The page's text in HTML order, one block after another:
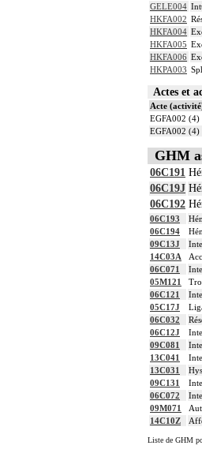
GELE004
HKFA002
HKFA004
HKFA005
HKFA006
HKPA003
Actes et
Acte
EGFA002 (4)
EGFA002 (4)
GHM
06C191
06C19J
06C192
06C193
06C194
09C13J
14C03A
06C071
05M121
06C121
05C17J
06C032
06C12J
09C081
13C041
13C031
09C131
06C072
09M071
14C10Z
Liste de GHM